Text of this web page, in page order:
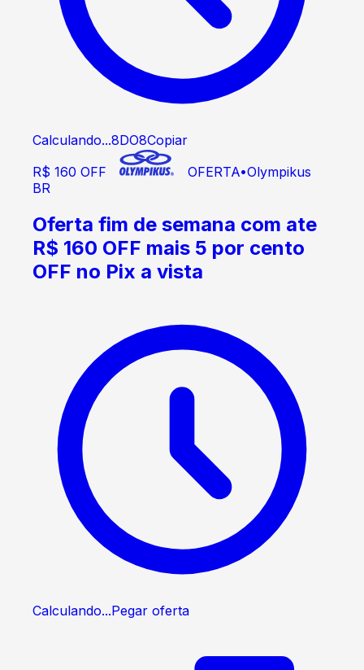
Calculando...8DO8Copiar
R$ 160 OFF
OFERTA•Olympikus
BR
Oferta fim de semana com ate
R$ 160 OFF mais 5 por cento
OFF no Pix a vista
Calculando...Pegar oferta